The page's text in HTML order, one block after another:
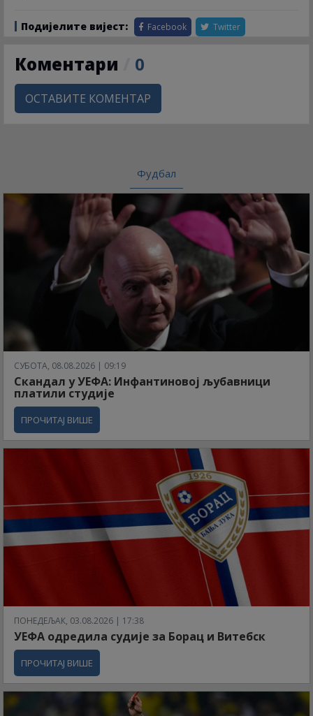
Подијелите вијест: Facebook Twitter
Коментари 0
ОСТАВИТЕ КОМЕНТАР
Фудбал
СУБОТА, 08.08.2026 | 09:19
Скандал у УЕФА: Инфантиновој љубавници
платили студије
ПРОЧИТАЈ ВИШЕ
ПОНЕДЕЉАК, 03.08.2026 | 17:38
УЕФА одредила судије за Борац и Витебск
ПРОЧИТАЈ ВИШЕ